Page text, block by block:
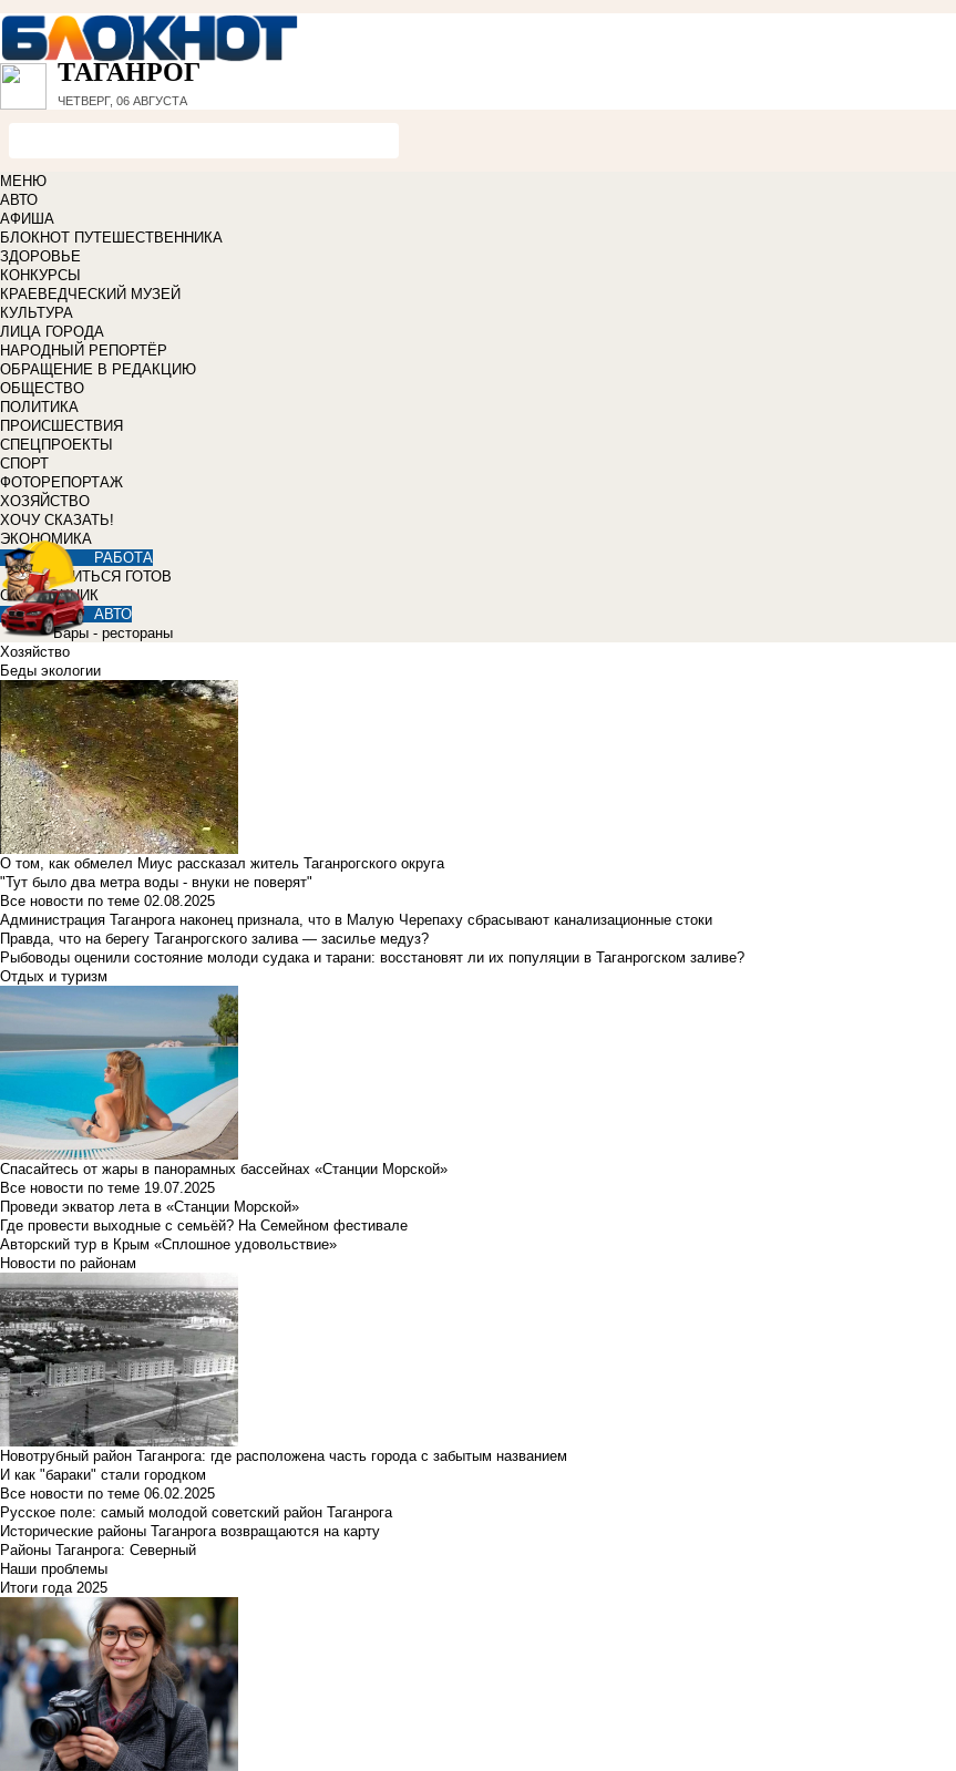
ТАГАНРОГ
ЧЕТВЕРГ, 06 АВГУСТА
МЕНЮ
АВТО
АФИША
БЛОКНОТ ПУТЕШЕСТВЕННИКА
ЗДОРОВЬЕ
КОНКУРСЫ
КРАЕВЕДЧЕСКИЙ МУЗЕЙ
КУЛЬТУРА
ЛИЦА ГОРОДА
НАРОДНЫЙ РЕПОРТЁР
ОБРАЩЕНИЕ В РЕДАКЦИЮ
ОБЩЕСТВО
ПОЛИТИКА
ПРОИСШЕСТВИЯ
СПЕЦПРОЕКТЫ
СПОРТ
ФОТОРЕПОРТАЖ
ХОЗЯЙСТВО
ХОЧУ СКАЗАТЬ!
ЭКОНОМИКА
РАБОТА
УЧИТЬСЯ ГОТОВ
СПРАВОЧНИК
АВТО
Бары - рестораны
Хозяйство
Беды экологии
О том, как обмелел Миус рассказал житель Таганрогского округа
"Тут было два метра воды - внуки не поверят"
Все новости по теме 02.08.2025
Администрация Таганрога наконец признала, что в Малую Черепаху сбрасывают канализационные стоки
Правда, что на берегу Таганрогского залива — засилье медуз?
Рыбоводы оценили состояние молоди судака и тарани: восстановят ли их популяции в Таганрогском заливе?
Отдых и туризм
Спасайтесь от жары в панорамных бассейнах «Станции Морской»
Все новости по теме 19.07.2025
Проведи экватор лета в «Станции Морской»
Где провести выходные с семьёй? На Семейном фестивале
Авторский тур в Крым «Сплошное удовольствие»
Новости по районам
Новотрубный район Таганрога: где расположена часть города с забытым названием
И как "бараки" стали городком
Все новости по теме 06.02.2025
Русское поле: самый молодой советский район Таганрога
Исторические районы Таганрога возвращаются на карту
Районы Таганрога: Северный
Наши проблемы
Итоги года 2025